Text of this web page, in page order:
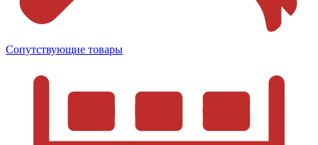
Сопутствующие товары